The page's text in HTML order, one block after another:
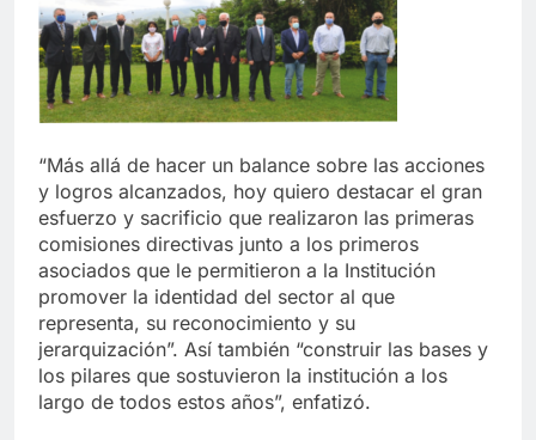
“Más allá de hacer un balance sobre las acciones
y logros alcanzados, hoy quiero destacar el gran
esfuerzo y sacrificio que realizaron las primeras
comisiones directivas junto a los primeros
asociados que le permitieron a la Institución
promover la identidad del sector al que
representa, su reconocimiento y su
jerarquización”. Así también “construir las bases y
los pilares que sostuvieron la institución a los
largo de todos estos años”, enfatizó.